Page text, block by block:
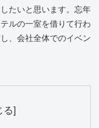
たいと思います。忘年
ルの一室を借りて行わ
、会社全体でのイベン